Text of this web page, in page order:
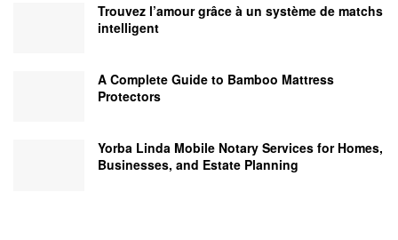
Trouvez l’amour grâce à un système de matchs
intelligent
A Complete Guide to Bamboo Mattress
Protectors
Yorba Linda Mobile Notary Services for Homes,
Businesses, and Estate Planning